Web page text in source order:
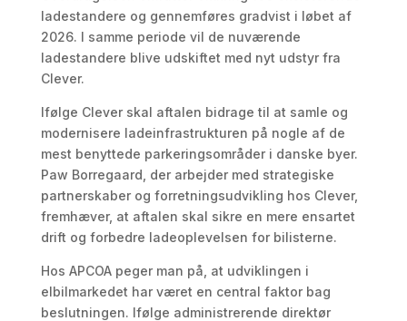
ladestandere og gennemføres gradvist i løbet af
2026. I samme periode vil de nuværende
ladestandere blive udskiftet med nyt udstyr fra
Clever.
Ifølge Clever skal aftalen bidrage til at samle og
modernisere ladeinfrastrukturen på nogle af de
mest benyttede parkeringsområder i danske byer.
Paw Borregaard, der arbejder med strategiske
partnerskaber og forretningsudvikling hos Clever,
fremhæver, at aftalen skal sikre en mere ensartet
drift og forbedre ladeoplevelsen for bilisterne.
Hos APCOA peger man på, at udviklingen i
elbilmarkedet har været en central faktor bag
beslutningen. Ifølge administrerende direktør